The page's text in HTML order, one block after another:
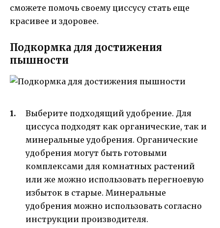
сможете помочь своему циссусу стать еще
красивее и здоровее.
Подкормка для достижения
пышности
Выберите подходящий удобрение. Для
циссуса подходят как органические, так и
минеральные удобрения. Органические
удобрения могут быть готовыми
комплексами для комнатных растений
или же можно использовать перегноевую
избыток в старые. Минеральные
удобрения можно использовать согласно
инструкции производителя.